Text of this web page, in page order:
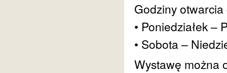
Godziny
• Poniedziałek –
• Sobota –
Wystawę można